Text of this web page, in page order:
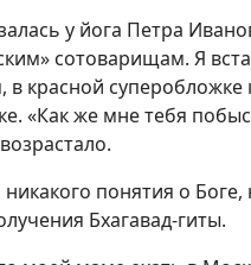
у йога Петра
сотоварищам. Я
в красной
«Как же мне тебя
понятия о
Бхагавад-гиты.